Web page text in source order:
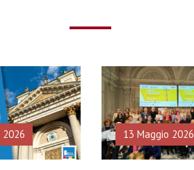
2026 13 Maggio 2026